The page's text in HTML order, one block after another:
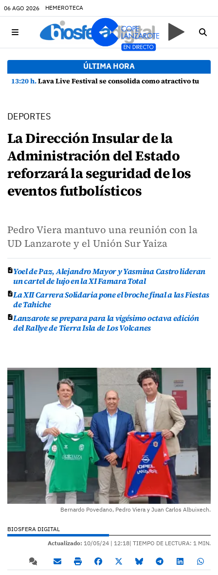
06 AGO 2026 HEMEROTECA
ÚLTIMA HORA
13:20 h.Lava Live Festival se consolida como atractivo turístico y agente dinamizador de la economía de Lanzarote
DEPORTES
La Dirección Insular de la
Administración del Estado
reforzará la seguridad de los
eventos futbolísticos
Pedro Viera mantuvo una reunión con la
UD Lanzarote y el Unión Sur Yaiza
Yoel de Paz, Alejandro Mayor y Yasmina Castro lideran
un cartel de lujo en la XI Famara Total
La XII Carrera Solidaria pone el broche final a las Fiestas
de Tahiche
Lanzarote se prepara para la vigésimo octava edición
del Rallye de Tierra Isla de Los Volcanes
Bernardo Povedano, Pedro Viera y Juan Carlos Albuixech.
BIOSFERA DIGITAL
Actualizado: 10/05/24 | 12:18| TIEMPO DE LECTURA: 1 MIN.